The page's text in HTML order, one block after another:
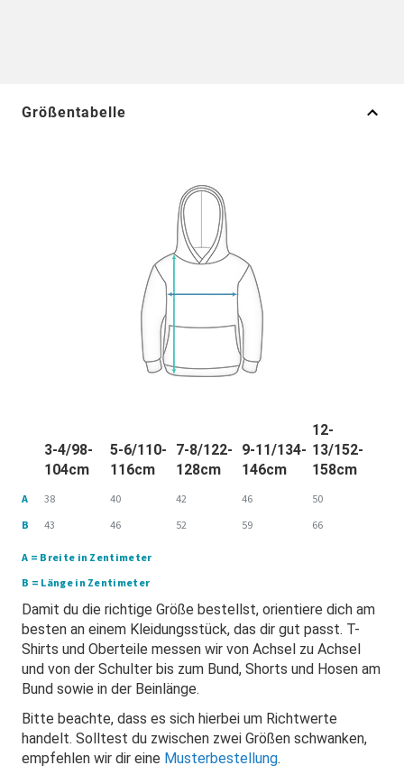
Größentabelle
3-4/98-
104cm
5-6/110-
116cm
7-8/122-
128cm
9-11/134-
146cm
12-
13/152-
158cm
A 38 40 42 46
50
B
43 46 52 59 66
A = Breite in Zentimeter
B = Länge in Zentimeter
Damit du die richtige Größe bestellst, orientiere dich am
besten an einem Kleidungsstück, das dir gut passt. T-
Shirts und Oberteile messen wir von Achsel zu Achsel
und von der Schulter bis zum Bund, Shorts und Hosen am
Bund sowie in der Beinlänge.
Bitte beachte, dass es sich hierbei um Richtwerte
handelt. Solltest du zwischen zwei Größen schwanken,
empfehlen wir dir eine Musterbestellung.